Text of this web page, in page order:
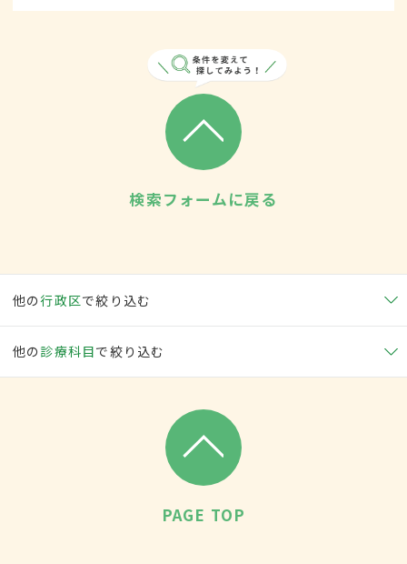
検索フォームに戻る
他の行政区で絞り込む
他の 診療科目で絞り込む
PAGE TOP